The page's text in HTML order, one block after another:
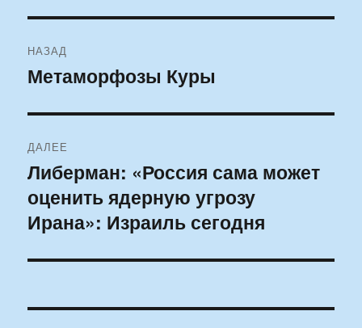
по
НАЗАД
Предыдущая
Метаморфозы Куры
ДАЛЕЕ
Следующая
запись:
Либерман: «Россия сама может
оценить ядерную угрозу
Ирана»: Израиль сегодня